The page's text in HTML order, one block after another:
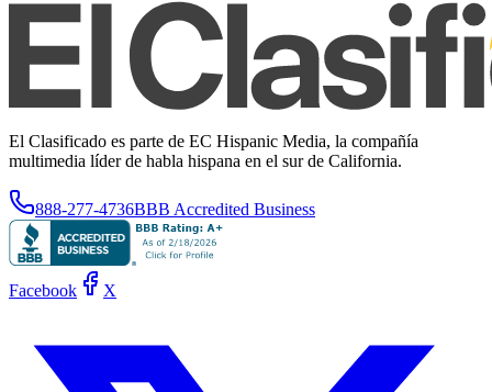
El Clasificado es parte de EC Hispanic Media, la compañía
multimedia líder de habla hispana en el sur de California.
888-277-4736BBB Accredited Business
Facebook X